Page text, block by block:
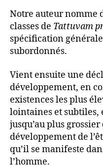
Notre auteur nomme
classes de Tattuvam
spécification
subordonnés.
Vient ensuite une
développement, en
existences les plus
lointaines et subtiles,
jusqu’au plus
développement de
qu’il se manifeste
l’homme.